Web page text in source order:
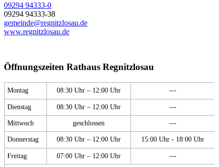
09294 94333-0
09294 94333-38
gemeinde@regnitzlosau.de
www.regnitzlosau.de
Öffnungszeiten Rathaus Regnitzlosau
Montag 08:30 Uhr – 12:00 Uhr ---
Dienstag 08:30 Uhr – 12:00 Uhr ---
Mittwoch geschlossen ---
Donnerstag 08:30 Uhr – 12:00 Uhr 15:00 Uhr - 18:00 Uhr
Freitag 07:00 Uhr – 12:00 Uhr ---